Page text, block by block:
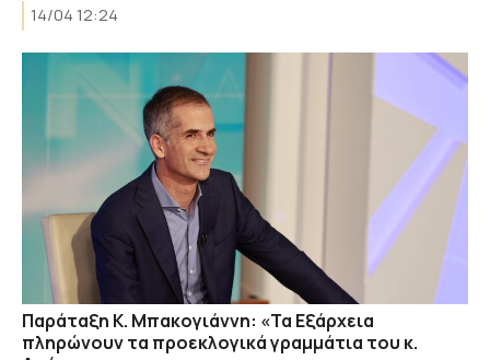
14/04 12:24
Παράταξη Κ. Μπακογιάννη: «Τα Εξάρχεια
πληρώνουν τα προεκλογικά γραμμάτια του κ.